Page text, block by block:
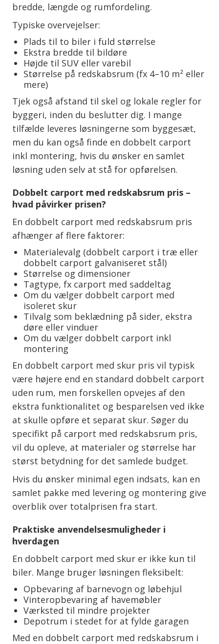
bredde, længde og rumfordeling.
Typiske overvejelser:
Plads til to biler i fuld størrelse
Ekstra bredde til bildøre
Højde til SUV eller varebil
Størrelse på redskabsrum (fx 4–10 m² eller
mere)
Tjek også afstand til skel og lokale regler for
byggeri, inden du beslutter dig. I mange
tilfælde leveres løsningerne som byggesæt,
men du kan også finde en dobbelt carport
inkl montering, hvis du ønsker en samlet
løsning uden selv at stå for opførelsen.
Dobbelt carport med redskabsrum pris –
hvad påvirker prisen?
En dobbelt carport med redskabsrum pris
afhænger af flere faktorer:
Materialevalg (dobbelt carport i træ eller
dobbelt carport galvaniseret stål)
Størrelse og dimensioner
Tagtype, fx carport med saddeltag
Om du vælger dobbelt carport med
isoleret skur
Tilvalg som beklædning på sider, ekstra
døre eller vinduer
Om du vælger dobbelt carport inkl
montering
En dobbelt carport med skur pris vil typisk
være højere end en standard dobbelt carport
uden rum, men forskellen opvejes af den
ekstra funktionalitet og besparelsen ved ikke
at skulle opføre et separat skur. Søger du
specifikt på carport med redskabsrum pris,
vil du opleve, at materialer og størrelse har
størst betydning for det samlede budget.
Hvis du ønsker minimal egen indsats, kan en
samlet pakke med levering og montering give
overblik over totalprisen fra start.
Praktiske anvendelsesmuligheder i
hverdagen
En dobbelt carport med skur er ikke kun til
biler. Mange bruger løsningen fleksibelt:
Opbevaring af barnevogn og løbehjul
Vinteropbevaring af havemøbler
Værksted til mindre projekter
Depotrum i stedet for at fylde garagen
Med en dobbelt carport med redskabsrum i